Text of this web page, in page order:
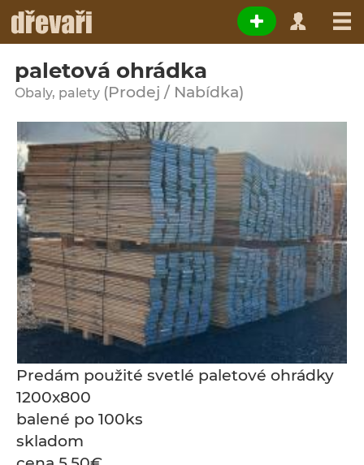
paletová ohrádka
Obaly, palety (Prodej / Nabídka)
Predám použité svetlé paletové ohrádky
1200x800
balené po 100ks
skladom